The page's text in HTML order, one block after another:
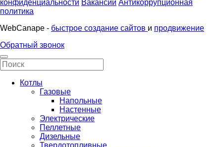
конфиденциальности Вакансии Антикоррупционная
политика
WebCanape - быстрое создание сайтов и продвижение
Обратный звонок
Котлы
Газовые
Напольные
Настенные
Электрические
Пеллетные
Дизельные
Твердотопливные